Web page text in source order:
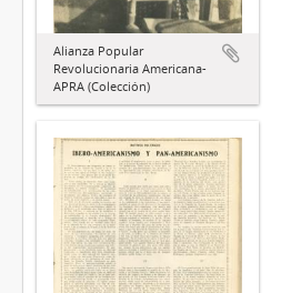
Alianza Popular
Revolucionaria Americana-
APRA (Colección)